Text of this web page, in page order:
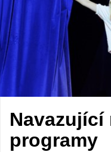
Navazující
programy